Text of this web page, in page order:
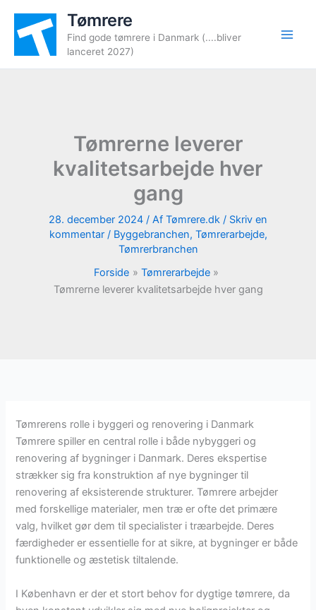
indholdet
Tømrere
Find gode tømrere i Danmark (....bliver
lanceret 2027)
Tømrerne leverer
kvalitetsarbejde hver
gang
28. december 2024 / Af Tømrere.dk / Skriv en
kommentar / Byggebranchen, Tømrerarbejde,
Tømrerbranchen
Forside
Tømrerarbejde
Tømrerne leverer kvalitetsarbejde hver gang
Tømrerens rolle i byggeri og renovering i Danmark
Tømrere spiller en central rolle i både nybyggeri og
renovering af bygninger i Danmark. Deres ekspertise
strækker sig fra konstruktion af nye bygninger til
renovering af eksisterende strukturer. Tømrere arbejder
med forskellige materialer, men træ er ofte det primære
valg, hvilket gør dem til specialister i træarbejde. Deres
færdigheder er essentielle for at sikre, at bygninger er både
funktionelle og æstetisk tiltalende.
I København er der et stort behov for dygtige tømrere, da